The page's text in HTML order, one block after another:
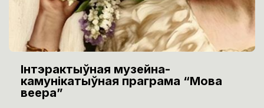
Інтэрактыўная музейна-
камунікатыўная праграма “Мова
веера”